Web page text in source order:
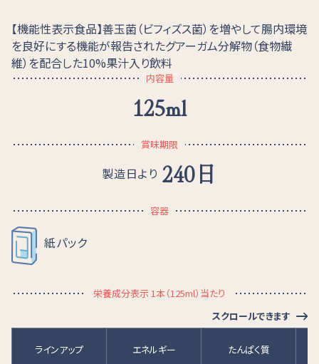
【機能性表示食品】善玉菌（ビフィズス菌）を増やして腸内環境
を良好にする機能が報告されたグアーガム分解物（食物繊
維）を配合した10%果汁入り飲料
内容量
125ml
賞味期限
製造日より 240日
容器
紙パック
栄養成分表示 1本（125ml）当たり
スクロールできます
ラインアップ エネルギー たんぱく質